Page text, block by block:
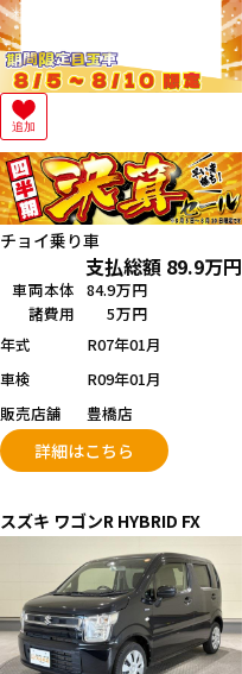
追加
チョイ乗り車
支払総額 89.9万円
車両本体 84.9万円
諸費用
5万円
年式
R07年01月
車検
R09年01月
販売店舗
豊橋店
詳細はこちら
スズキ ワゴンR HYBRID FX